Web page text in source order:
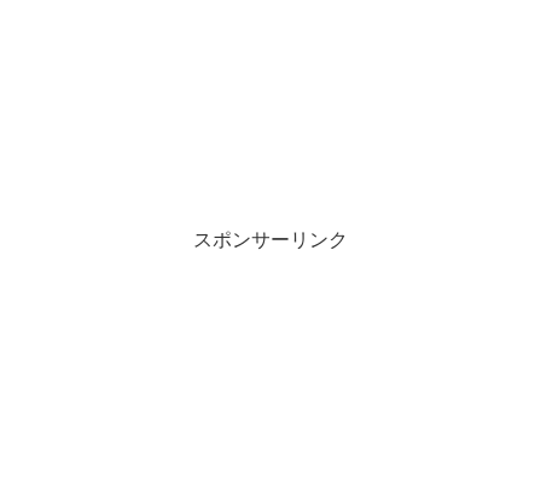
スポンサーリンク